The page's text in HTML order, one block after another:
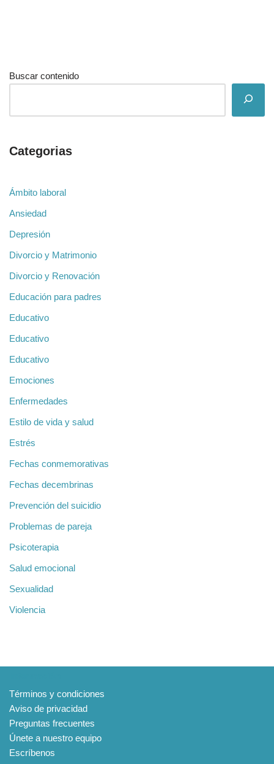
Buscar contenido
Categorias
Ámbito laboral
Ansiedad
Depresión
Divorcio y Matrimonio
Divorcio y Renovación
Educación para padres
Educativo
Educativo
Educativo
Emociones
Enfermedades
Estilo de vida y salud
Estrés
Fechas conmemorativas
Fechas decembrinas
Prevención del suicidio
Problemas de pareja
Psicoterapia
Salud emocional
Sexualidad
Violencia
Términos y condiciones
Aviso de privacidad
Preguntas frecuentes
Únete a nuestro equipo
Escríbenos